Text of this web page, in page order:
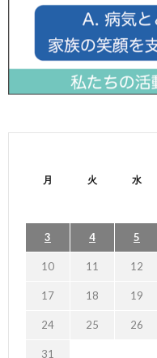
月 火 水
3 4 5
10 11 12
17 18 19
24 25 26
31